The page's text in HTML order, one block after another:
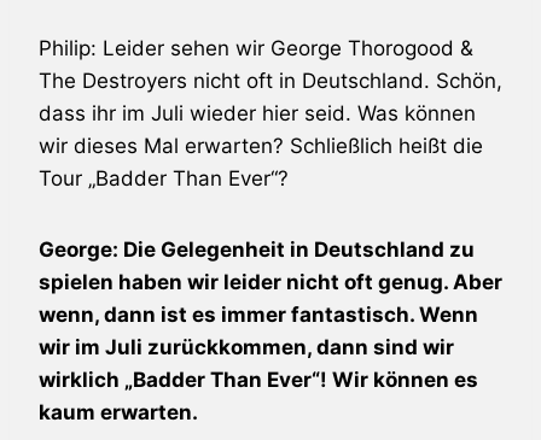
Philip: Leider sehen wir George Thorogood &
The Destroyers nicht oft in Deutschland. Schön,
dass ihr im Juli wieder hier seid. Was können
wir dieses Mal erwarten? Schließlich heißt die
Tour „Badder Than Ever“?
George: Die Gelegenheit in Deutschland zu
spielen haben wir leider nicht oft genug. Aber
wenn, dann ist es immer fantastisch. Wenn
wir im Juli zurückkommen, dann sind wir
wirklich „Badder Than Ever“! Wir können es
kaum erwarten.